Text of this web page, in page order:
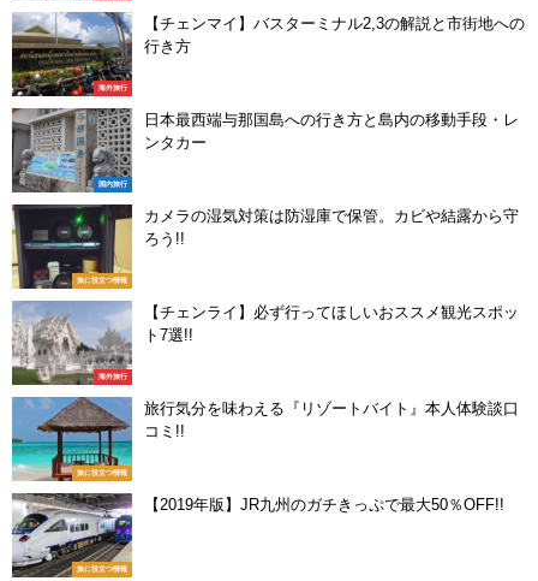
海外旅行
【チェンマイ】バスターミナル2,3の解説と市街地への
行き方
国内旅行
日本最西端与那国島への行き方と島内の移動手段・レ
ンタカー
旅に役立つ情報
カメラの湿気対策は防湿庫で保管。カビや結露から守
ろう!!
海外旅行
【チェンライ】必ず行ってほしいおススメ観光スポッ
ト7選!!
旅に役立つ情報
旅行気分を味わえる『リゾートバイト』本人体験談口
コミ!!
旅に役立つ情報
【2019年版】JR九州のガチきっぷで最大50％OFF!!